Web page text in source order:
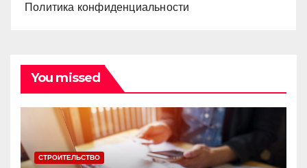
Политика конфиденциальности
You missed
СТРОИТЕЛЬСТВО